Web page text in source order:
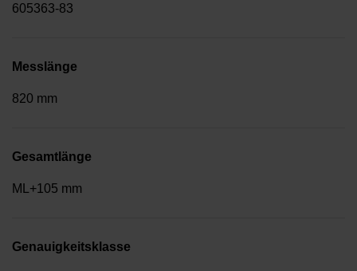
605363-83
Messlänge
820 mm
Gesamtlänge
ML+105 mm
Genauigkeitsklasse